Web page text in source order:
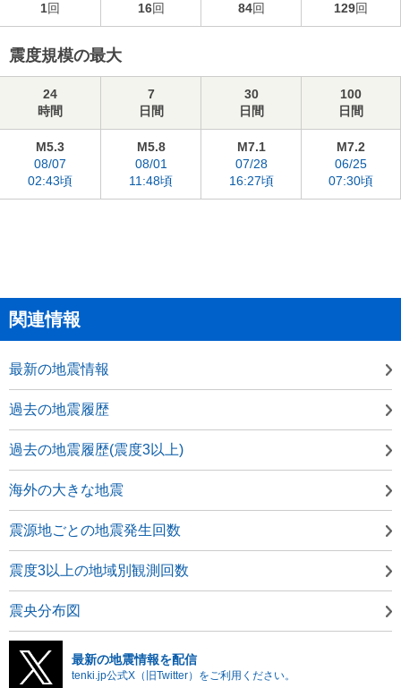
1回 16回 84回 129回
震度規模の最大
24
時間
7
日間
30
日間
100
日間
M5.3
08/07
02:43頃
M5.8
08/01
11:48頃
M7.1
07/28
16:27頃
M7.2
06/25
07:30頃
関連情報
最新の地震情報
過去の地震履歴
過去の地震履歴(震度3以上)
海外の大きな地震
震源地ごとの地震発生回数
震度3以上の地域別観測回数
震央分布図
最新の地震情報を配信
tenki.jp公式X（旧Twitter）をご利用ください。